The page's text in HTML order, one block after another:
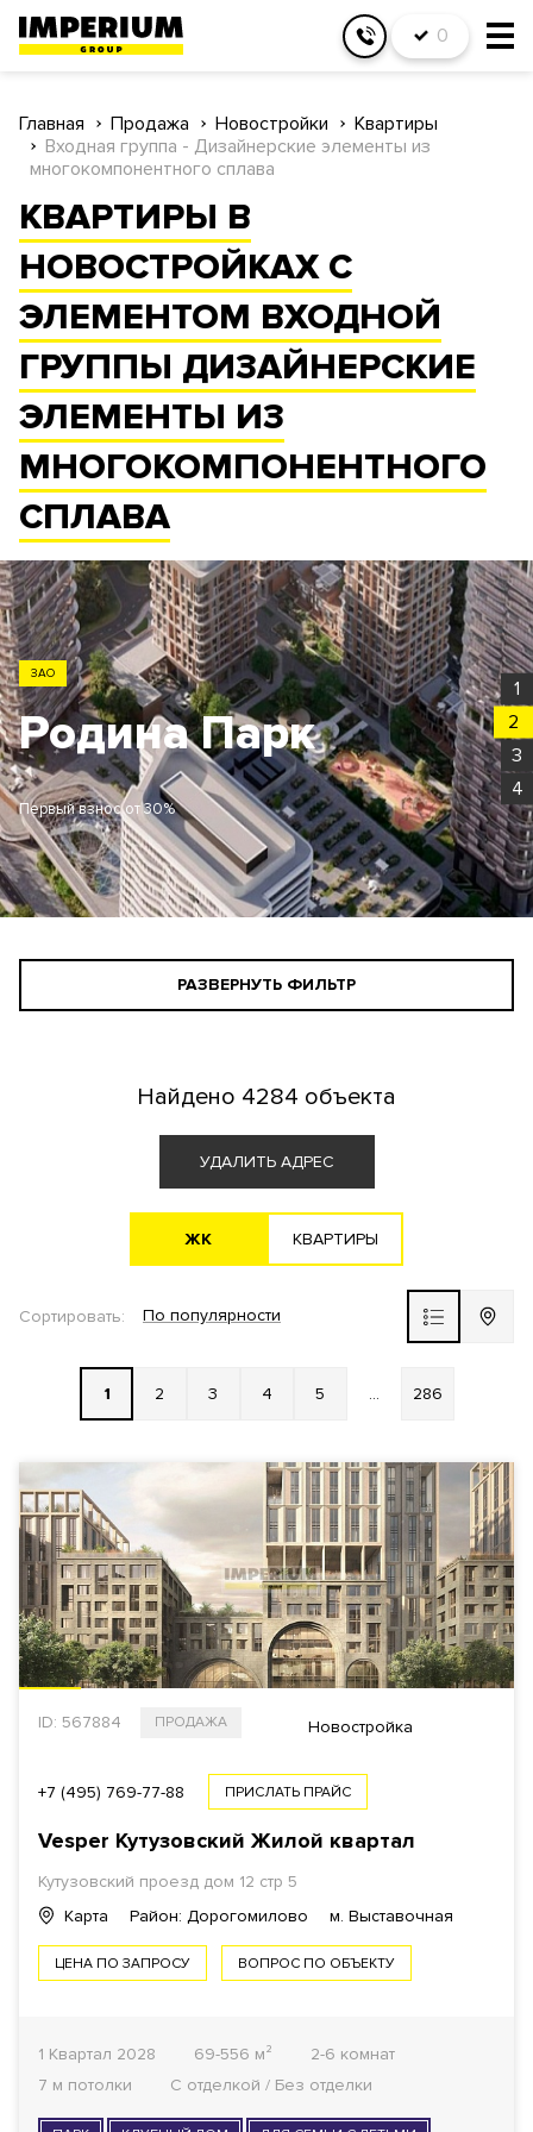
0
Главная Продажа Новостройки
Квартиры
Входная группа - Дизайнерские элементы из
многокомпонентного сплава
КВАРТИРЫ В
НОВОСТРОЙКАХ С
ЭЛЕМЕНТОМ ВХОДНОЙ
ГРУППЫ ДИЗАЙНЕРСКИЕ
ЭЛЕМЕНТЫ ИЗ
МНОГОКОМПОНЕНТНОГО
СПЛАВА
1
2
3
4
ЗАО
Родина Парк
Первый взнос от 30%
РАЗВЕРНУТЬ ФИЛЬТР
Новостройка
РАЙОН
ВЫБРАТЬ НА КАРТЕ
СТОИМОСТЬ
Общая За 1 м²
₽ $ € ₿
ПЛОЩАДЬ
КОМНАТ ОТ 1
ОТДЕЛКА
ГОТОВНОСТЬ ДОМА
Найдено 4284 объекта
УДАЛИТЬ АДРЕС
ЖK KВАРТИРЫ
Сортировать: По популярности
1 2 3 4 5 ... 286
ID: 567884 ПРОДАЖА Новостройка
+7 (495) 769-77-88 ПРИСЛАТЬ ПРАЙС
Vesper Кутузовский Жилой квартал
Кутузовский проезд дом 12 стр 5
Карта
Район: Дорогомилово м. Выставочная
ЦЕНА ПО ЗАПРОСУ ВОПРОС ПО ОБЪЕКТУ
1 Квартал 2028 69-556 м²
2-6 комнат
7 м потолки
С отделкой / Без отделки